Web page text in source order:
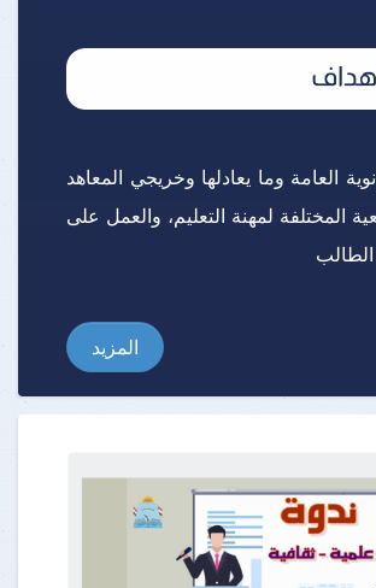
العامة وما يعادلها وخريجي المعاهد
المختلفة لمهنة التعليم، والعمل على
المزيد